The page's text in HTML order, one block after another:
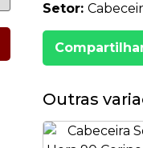
Setor:
Outras